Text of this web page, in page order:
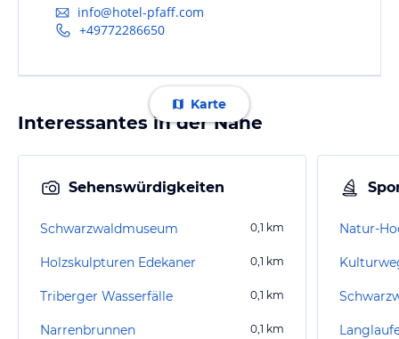
info@hotel-pfaff.com
+49772286650
Karte
Interessantes in der Nähe
Sehenswürdigkeiten
Schwarzwaldmuseum 0,1 km
Holzskulpturen Edekaner 0,1 km
Triberger Wasserfälle 0,1 km
Narrenbrunnen 0,1 km
Natur-